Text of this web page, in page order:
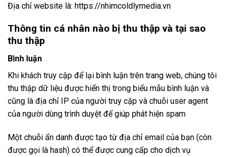
Địa chỉ website là: https://nhimcoldlymedia.vn
Thông tin cá nhân nào bị thu thập và tại sao
thu thập
Bình luận
Khi khách truy cập để lại bình luận trên trang web, chúng tôi
thu thập dữ liệu được hiển thị trong biểu mẫu bình luận và
cũng là địa chỉ IP của người truy cập và chuỗi user agent
của người dùng trình duyệt để giúp phát hiện spam
Một chuỗi ẩn danh được tạo từ địa chỉ email của bạn (còn
được gọi là hash) có thể được cung cấp cho dịch vụ